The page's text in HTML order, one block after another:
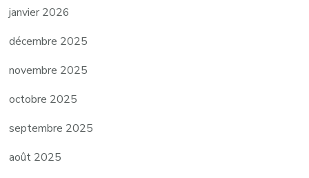
janvier 2026
décembre 2025
novembre 2025
octobre 2025
septembre 2025
août 2025